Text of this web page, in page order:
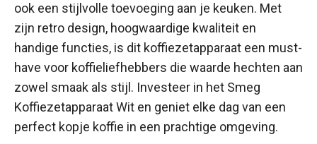
ook een stijlvolle toevoeging aan je keuken. Met
zijn retro design, hoogwaardige kwaliteit en
handige functies, is dit koffiezetapparaat een must-
have voor koffieliefhebbers die waarde hechten aan
zowel smaak als stijl. Investeer in het Smeg
Koffiezetapparaat Wit en geniet elke dag van een
perfect kopje koffie in een prachtige omgeving.